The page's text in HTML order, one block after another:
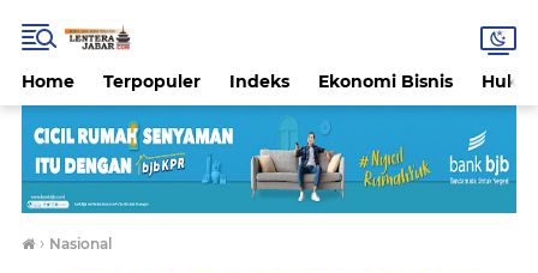
Home Terpopuler Indeks Ekonomi Bisnis
› Nasional